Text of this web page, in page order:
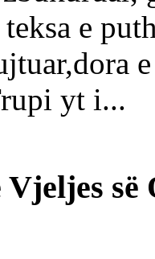
e
yt i...
së